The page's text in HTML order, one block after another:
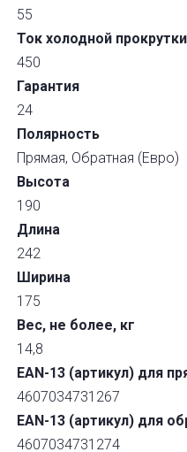
55
Ток холодной
450
Гарантия
24
Полярность
Прямая, Обратная (Евро)
Высота
190
Длина
242
Ширина
175
Вес, не более, кг
14,8
EAN-13 (артикул) для
4607034731267
EAN-13 (артикул) для
4607034731274